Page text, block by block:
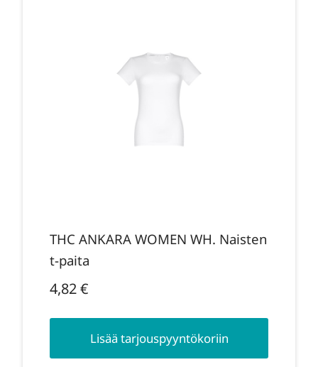
THC ANKARA WOMEN WH. Naisten
t-paita
4,82€
Lisää tarjouspyyntökoriin